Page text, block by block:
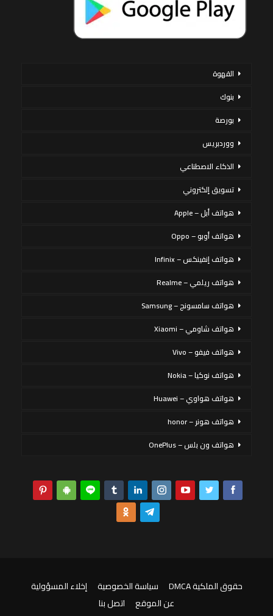
القهوة
بنوك
بورصة
ووردبريس
الذكاء الاصطناعي
تسويق إلكتروني
هواتف أبل – Apple
هواتف أوبو – Oppo
هواتف إنفينكس – Infinix
هواتف ريلمي – Realme
هواتف سامسونج – Samsung
هواتف شاومي – Xiaomi
هواتف فيفو – Vivo
هواتف نوكيا – Nokia
هواتف هواوي – Huawei
هواتف هونر – honor
هواتف ون بلس – OnePlus
حقوق الملكية DMCA سياسة الخصوصية
إخلاء المسؤولية
عن الموقع
اتصل بنا